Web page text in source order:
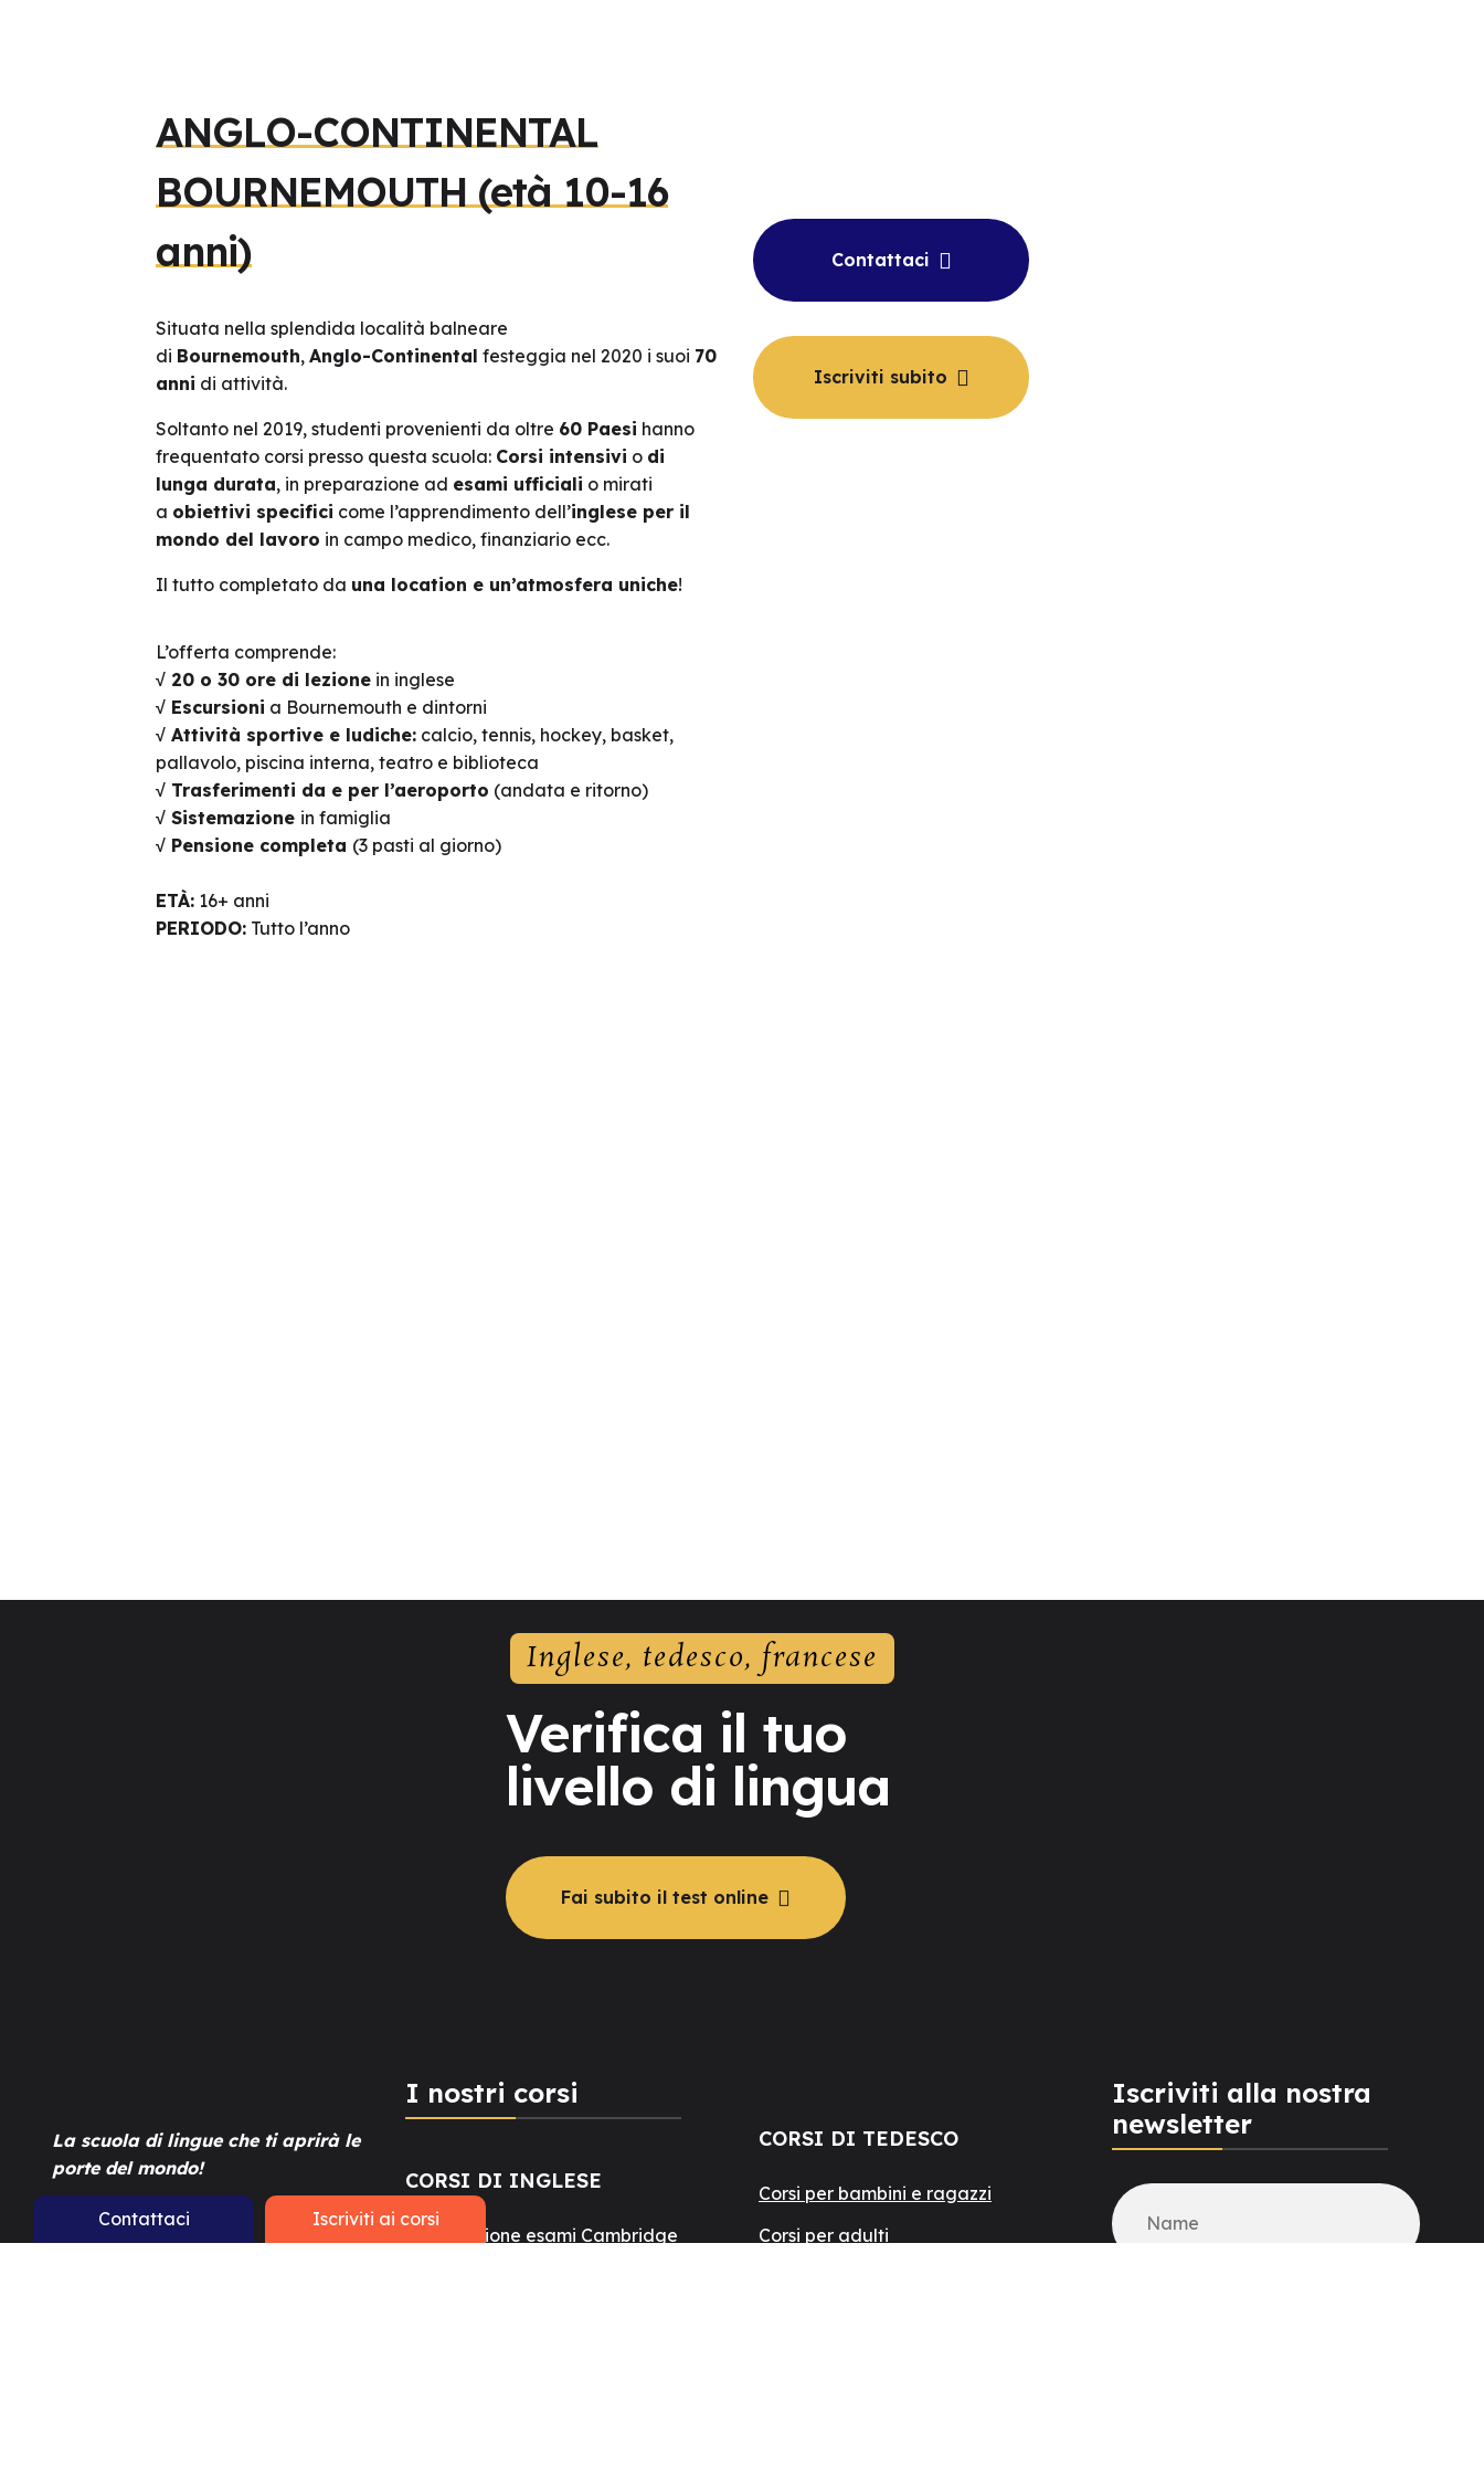
ANGLO-CONTINENTAL
BOURNEMOUTH (età 10-16
anni)
Situata nella splendida località balneare
di Bournemouth, Anglo-Continental festeggia nel 2020 i suoi 70
anni di attività.
Soltanto nel 2019, studenti provenienti da oltre 60 Paesi hanno
frequentato corsi presso questa scuola: Corsi intensivi o di
lunga durata, in preparazione ad esami ufficiali o mirati
a obiettivi specifici come l’apprendimento dell’inglese per il
mondo del lavoro in campo medico, finanziario ecc.
Il tutto completato da una location e un’atmosfera uniche!
L’offerta comprende:
√ 20 o 30 ore di lezionein inglese
√ Escursioni a Bournemouth e dintorni
√ Attività sportive e ludiche:calcio, tennis, hockey, basket,
pallavolo, piscina interna, teatro e biblioteca
√ Trasferimenti da e per l’aeroporto (andata e ritorno)
√ Sistemazione in famiglia
√ Pensione completa (3 pasti al giorno)
ETÀ:16+ anni
PERIODO:Tutto l’anno
Contattaci
Iscriviti subito
Inglese, tedesco, francese
Verifica il tuo
livello di lingua
Fai subito il test online
La scuola di lingue che ti aprirà le
porte del mondo!
I nostri corsi
CORSI DI INGLESE
Preparazione esami Cambridge
CORSI DI TEDESCO
Corsi per bambini e ragazzi
Corsi per adulti
Iscriviti alla nostra
newsletter
Iscriviti ai corsi
Contattaci